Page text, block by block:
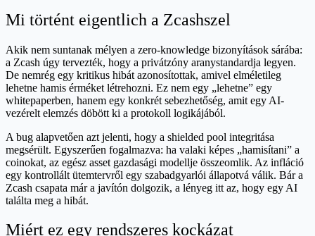
Mi történt eigentlich a Zcashszel
Akik nem suntanak mélyen a zero-knowledge bizonyítások sárába:
a Zcash úgy tervezték, hogy a privátzóny aranystandardja legyen.
De nemrég egy kritikus hibát azonosítottak, amivel elméletileg
lehetne hamis érméket létrehozni. Ez nem egy „lehetne” egy
whitepaperben, hanem egy konkrét sebezhetőség, amit egy AI-
vezérelt elemzés döbött ki a protokoll logikájából.
A bug alapvetően azt jelenti, hogy a shielded pool integritása
megsérült. Egyszerűen fogalmazva: ha valaki képes „hamisítani” a
coinokat, az egész asset gazdasági modellje összeomlik. Az infláció
egy kontrollált ütemtervről egy szabadgyarlói állapotvá válik. Bár a
Zcash csapata már a javítón dolgozik, a lényeg itt az, hogy egy AI
találta meg a hibát.
Miért ez egy rendszeres kockázat